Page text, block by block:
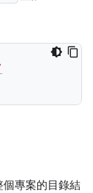
專案的目錄結